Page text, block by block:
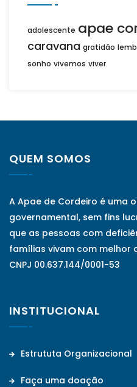
adolescente apae
caravana gratidão
sonho vivemos viver
QUEM SOMOS
A Apae de Cordeiro é uma
governamental, sem fins
que as pessoas com
famílias vivam com melhor
CNPJ 00.637.144/0001-53
INSTITUCIONAL
Estrututa Organizacional
Faça uma doação